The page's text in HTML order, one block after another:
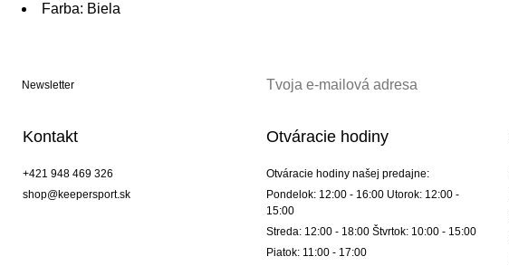
Farba: Biela
Newsletter
Kontakt
+421 948 469 326
shop@keepersport.sk
Otváracie hodiny
Otváracie hodiny našej predajne:
Pondelok: 12:00 - 16:00 Utorok: 12:00 -
15:00
Streda: 12:00 - 18:00 Štvrtok: 10:00 - 15:00
Piatok: 11:00 - 17:00